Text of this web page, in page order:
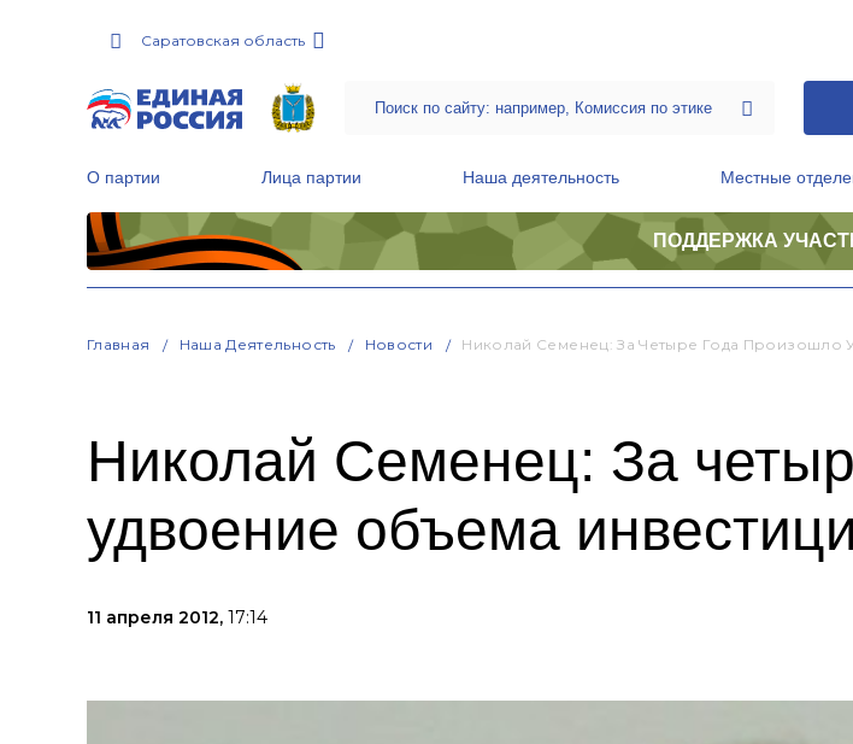
Саратовская область
О партии Лица партии Наша деятельность Местные
ПОДДЕРЖКА
Главная Наша Деятельность Новости Николай Семенец: За Четыре Года Произошло
Николай Семенец: За
удвоение объема
11 апреля 2012, 17:14